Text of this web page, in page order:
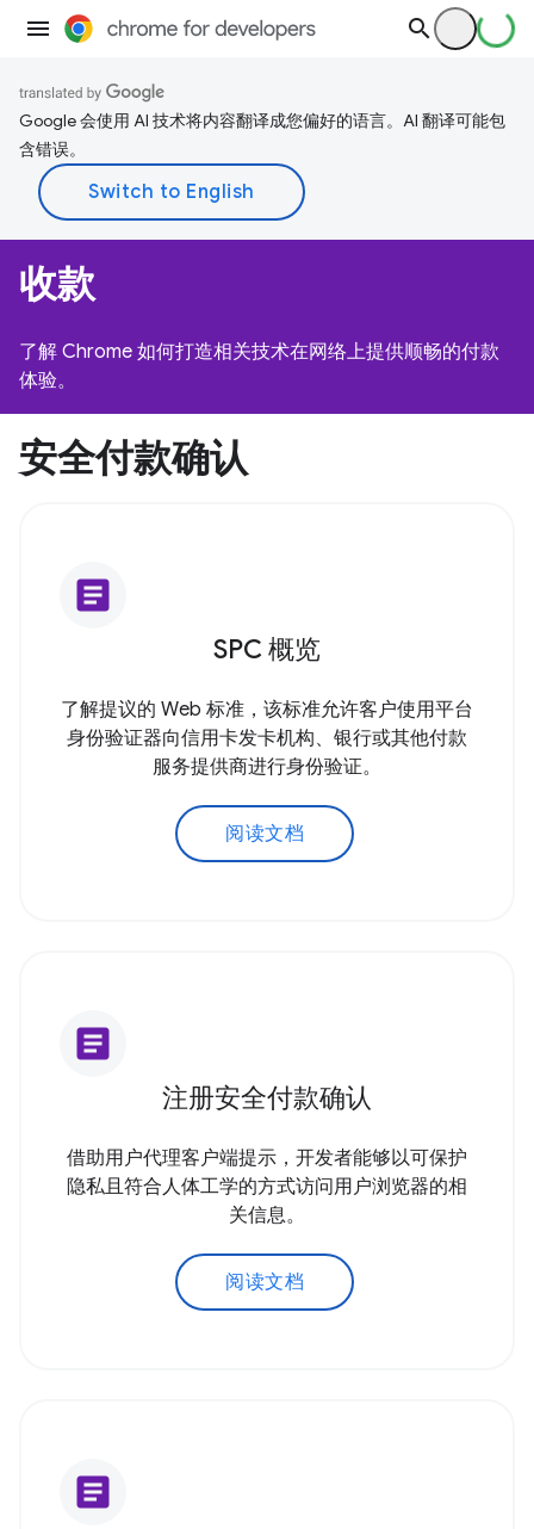
Google 会使用 AI 技术将内容翻译成您偏好的语言。AI 翻译可能包
含错误。
收款
了解 Chrome 如何打造相关技术在网络上提供顺畅的付款
体验。
安全付款确认
article
SPC 概览
了解提议的 Web 标准，该标准允许客户使用平台
身份验证器向信用卡发卡机构、银行或其他付款
服务提供商进行身份验证。
阅读文档
article
注册安全付款确认
借助用户代理客户端提示，开发者能够以可保护
隐私且符合人体工学的方式访问用户浏览器的相
关信息。
阅读文档
article